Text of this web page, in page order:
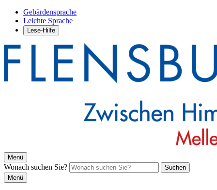
Gebärdensprache
Leichte Sprache
Lese-Hilfe
Menü
Wonach suchen Sie?
Suchen
Menü